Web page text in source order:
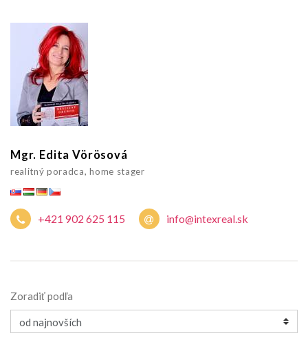
Mgr. Edita Vörösová
realitný poradca, home stager
+421 902 625 115 info@intexreal.sk
Zoradiť podľa